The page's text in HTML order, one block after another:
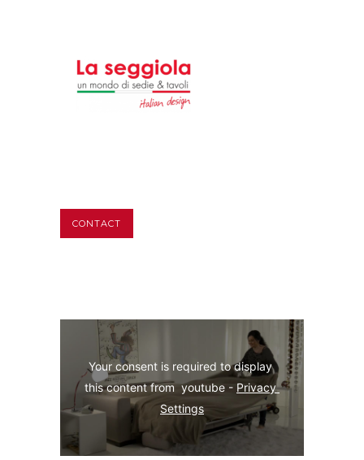
CONTACT
Your consent is required to display
this content from  youtube - Privacy
Settings